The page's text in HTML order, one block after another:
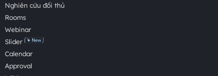
Nghiên cứu đối thủ
Rooms
Webinar
Slider
Calendar
Approval